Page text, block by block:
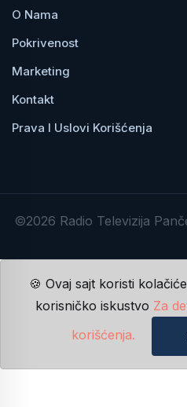
O Nama
Pokrivenost
Marketing
Kontakt
Prava I Uslovi Korišćenja
©2026 Radio Televizija
🍪 Ovaj sajt koristi
korisničko iskustvo Za
korišćenja.